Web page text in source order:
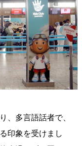
、多言語話者で、
印象を受けまし